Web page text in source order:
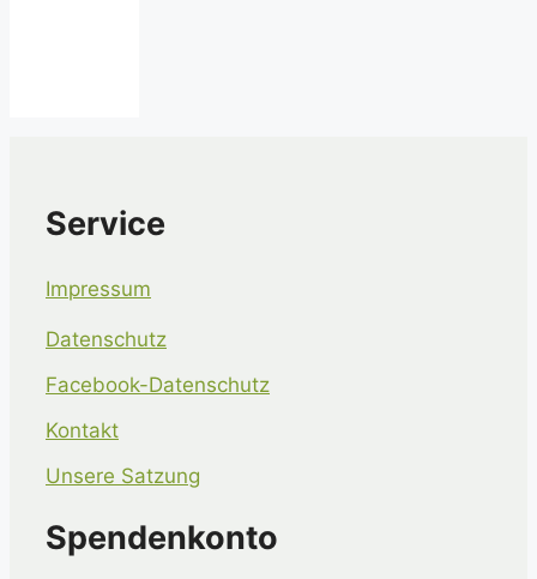
Service
Impressum
Datenschutz
Facebook-Datenschutz
Kontakt
Unsere Satzung
Spendenkonto